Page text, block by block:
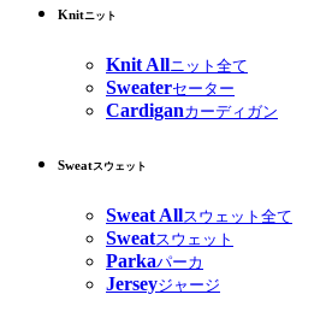
Knitニット
Knit Allニット全て
Sweaterセーター
Cardiganカーディガン
Sweatスウェット
Sweat Allスウェット全て
Sweatスウェット
Parkaパーカ
Jerseyジャージ